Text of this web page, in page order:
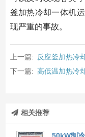
釜加热冷却一体机
现严重的事故。
上一篇:
反应釜加热冷
下一篇: 高低温加热冷
相关推荐
50kW制